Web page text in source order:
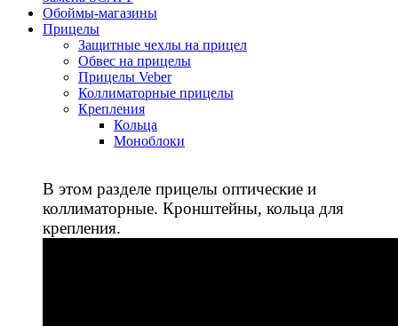
Обоймы-магазины
Прицелы
Защитные чехлы на прицел
Обвес на прицелы
Прицелы Veber
Коллиматорные прицелы
Крепления
Кольца
Моноблоки
В этом разделе прицелы оптические и
коллиматорные. Кронштейны, кольца для
крепления.